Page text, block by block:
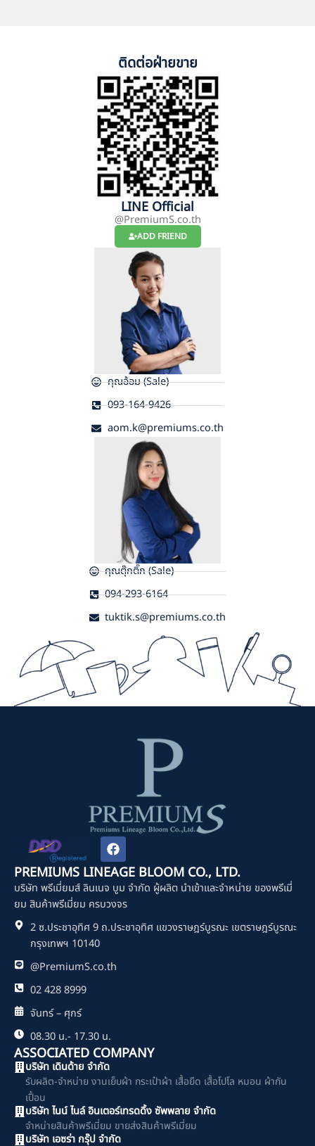
ติดต่อฝ่ายขาย
LINE Official
@PremiumS.co.th
ADD FRIEND
คุณอ้อม (Sale)
093-164-9426
aom.k@premiums.co.th
คุณตุ๊กติ๊ก (Sale)
094-293-6164
tuktik.s@premiums.co.th
F
a
c
e
b
o
k
PREMIUMS LINEAGE BLOOM CO., LTD.
บริษัท พรีเมี่ยมส์ ลินเนจ บูม จำกัด ผู้ผลิต นำเข้าและจำหน่าย ของพรีเมี่
ยม สินค้าพรีเมี่ยม ครบวงจร
2 ซ.ประชาอุทิศ 9 ถ.ประชาอุทิศ แขวงราษฎร์บูรณะ เขตราษฎร์บูรณะ
กรุงเทพฯ 10140
@PremiumS.co.th
02 428 8999
จันทร์ – ศุกร์
08.30 น.- 17.30 น.
ASSOCIATED COMPANY
บริษัท เดินด้าย จำกัด
รับผลิต-จำหน่าย งานเย็บผ้า กระเป๋าผ้า เสื้อยืด เสื้อโปโล หมอน ผ้ากัน
เปื้อน
บริษัท ไนน์ ไนล์ อินเตอร์เทรดดิ้ง ซัพพลาย จำกัด
จำหน่ายสินค้าพรีเมี่ยม ขายส่งสินค้าพรีเมี่ยม
บริษัท เอซร่า กรุ๊ป จำกัด